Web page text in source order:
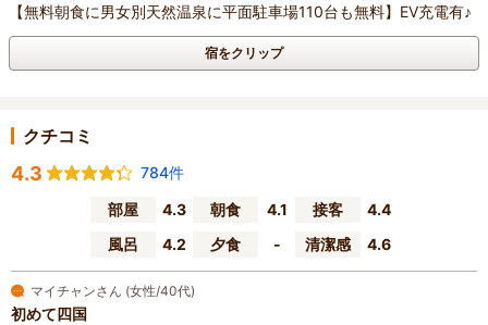
【無料朝食に男女別天然温泉に平面駐車場110台も無料】EV充電有♪
宿をクリップ
クチコミ
4.3
784件
部屋
4.3 朝食 4.1 接客
4.4
風呂
4.2 夕食 - 清潔感 4.6
マイチャンさん (女性/40代)
初めて四国